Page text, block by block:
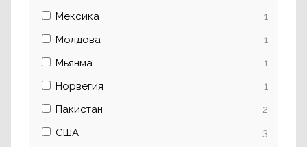
Мексика
1
Молдова
1
Мьянма
1
Норвегия
1
Пакистан
2
США
3